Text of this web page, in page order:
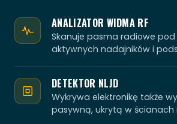
ANALIZATOR WIDMA RF
Skanuje pasma radiowe
aktywnych nadajników i
DETEKTOR NLJD
Wykrywa elektronikę także
pasywną, ukrytą w